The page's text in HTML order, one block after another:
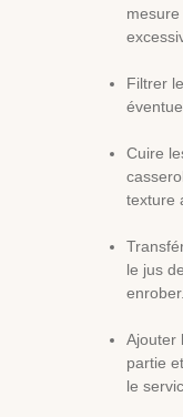
Filtrer
Cuire
texture
le jus
enrober.
Ajouter
partie
le